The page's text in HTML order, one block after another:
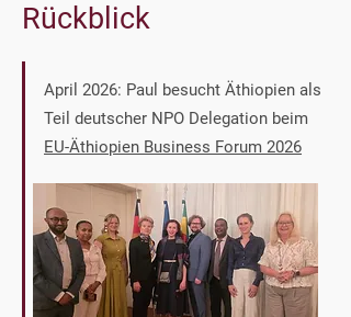
Rückblick
April 2026: Paul besucht Äthiopien als
Teil deutscher NPO Delegation beim
EU-Äthiopien Business Forum 2026